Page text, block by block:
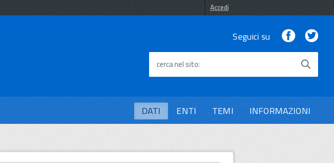
Accedi
Seguici su Facebook
cerca nel sito
DATI ENTI TEMI INFORMAZIONI